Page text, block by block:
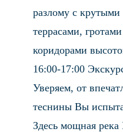
разлому с
террасами,
коридорами
16:00-17:00
Уверяем, от
теснины Вы
Здесь мощная река